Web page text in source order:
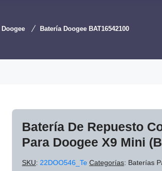
Doogee Batería Doogee BAT16542100
Batería De Repuesto
Para Doogee X9 Mini
SKU: 22DOO546_Te Categorías: Baterías